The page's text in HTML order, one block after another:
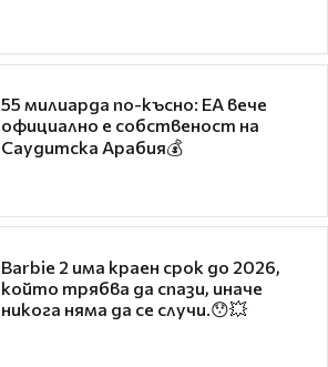
55 милиарда по-късно: EA вече
официално е собственост на
Саудитска Арабия💰
Barbie 2 има краен срок до 2026,
който трябва да спази, иначе
никога няма да се случи.😯💥